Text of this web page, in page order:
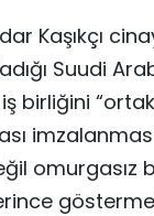
Kaşıkçı
Suudi
iş birliğini
omurgasız